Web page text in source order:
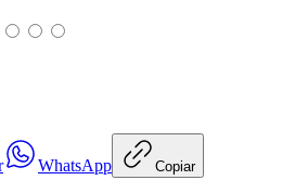
WhatsApp Copiar